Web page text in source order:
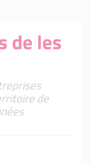
de les
de